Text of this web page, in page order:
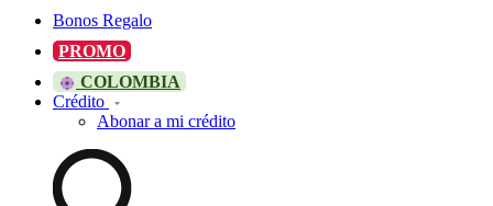
Bonos Regalo
PROMO
COLOMBIA
Crédito
Abonar a mi crédito